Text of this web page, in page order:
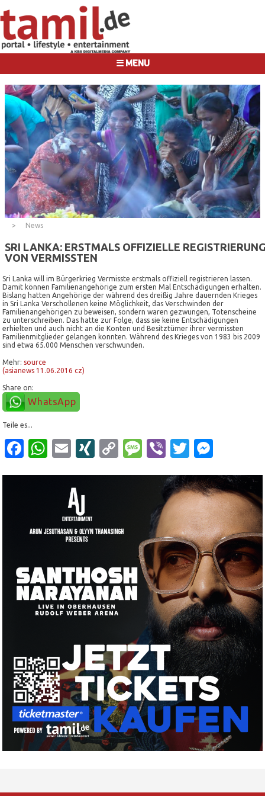
☰ MENU
News
SRI LANKA: ERSTMALS OFFIZIELLE
VON VERMISSTEN
Sri Lanka will im Bürgerkrieg Vermisste erstmals offiziell registrieren lassen.
Damit können Familienangehörige zum ersten Mal Entschädigungen erhalten.
Bislang hatten Angehörige der während des dreißig Jahre dauernden Krieges
in Sri Lanka Verschollenen keine Möglichkeit, das Verschwinden der
Familienangehörigen zu beweisen, sondern waren gezwungen, Totenscheine
zu unterschreiben. Das hatte zur Folge, dass sie keine Entschädigungen
erhielten und auch nicht an die Konten und Besitztümer ihrer vermissten
Familienmitglieder gelangen konnten. Während des Krieges von 1983 bis 2009
sind etwa 65.000 Menschen verschwunden.
Mehr: source
(asianews 11.06.2016 cz)
Share on:
WhatsApp
Teile es...
Facebook
WhatsApp
EmailXINGCopyMessage
ViberTwitter